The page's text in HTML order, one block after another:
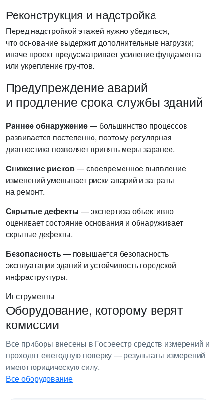
Реконструкция и надстройка
Перед надстройкой этажей нужно убедиться,
что основание выдержит дополнительные нагрузки;
иначе проект предусматривает усиление фундамента
или укрепление грунтов.
Предупреждение аварий
и продление срока службы зданий
Раннее обнаружение— большинство процессов
развивается постепенно, поэтому регулярная
диагностика позволяет принять меры заранее.
Снижение рисков— своевременное выявление
изменений уменьшает риски аварий и затраты
на ремонт.
Скрытые дефекты — экспертиза объективно
оценивает состояние основания и обнаруживает
скрытые дефекты.
Безопасность— повышается безопасность
эксплуатации зданий и устойчивость городской
инфраструктуры.
Инструменты
Оборудование, которому верят
комиссии
Все приборы внесены в Госреестр средств измерений и
проходят ежегодную поверку — результаты измерений
имеют юридическую силу.
Все оборудование